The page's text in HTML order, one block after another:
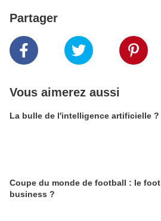
Partager
Vous aimerez aussi
La bulle de l'intelligence artificielle ?
Coupe du monde de football : le foot
business ?